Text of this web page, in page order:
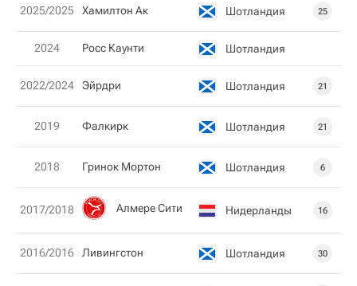
2025/2025 Хамилтон Ак Шотландия 25
2024 Росс Каунти Шотландия
2022/2024 Эйрдри Шотландия 21
2019 Фалкирк Шотландия 21
2018 Гринок Мортон Шотландия 6
2017/2018 Алмере Сити Нидерланды 16
2016/2016 Ливингстон Шотландия 30